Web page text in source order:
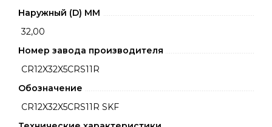
Наружный (D) ММ
32,00
Номер завода производителя
CR12X32X5CRS11R
Обозначение
CR12X32X5CRS11R SKF